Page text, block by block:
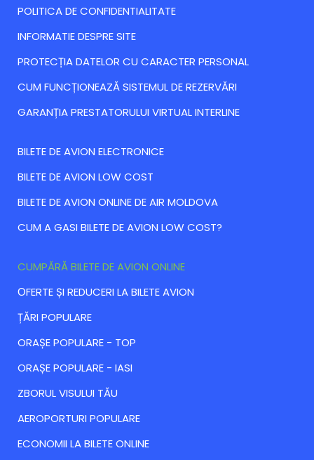
POLITICA DE CONFIDENTIALITATE
INFORMATIE DESPRE SITE
PROTECȚIA DATELOR CU CARACTER PERSONAL
CUM FUNCȚIONEAZĂ SISTEMUL DE REZERVĂRI
GARANȚIA PRESTATORULUI VIRTUAL INTERLINE
BILETE DE AVION ELECTRONICE
BILETE DE AVION LOW COST
BILETE DE AVION ONLINE DE AIR MOLDOVA
CUM A GASI BILETE DE AVION LOW COST?
CUMPĂRĂ BILETE DE AVION ONLINE
ОFERTE ȘI REDUCERI LA BILETE AVION
ȚĂRI POPULARE
ORAȘE POPULARE - TOP
ORAȘE POPULARE - IASI
ZBORUL VISULUI TĂU
AEROPORTURI POPULARE
ECONOMII LA BILETE ONLINE